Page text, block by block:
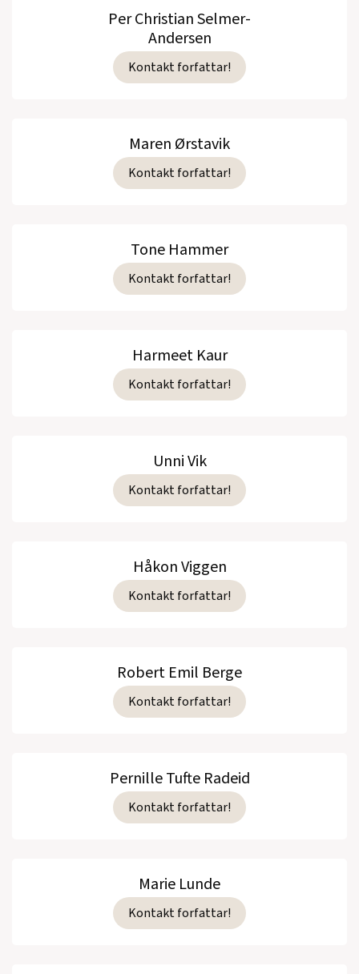
Per Christian Selmer-
Andersen
Kontakt forfattar!
Maren Ørstavik
Kontakt forfattar!
Tone Hammer
Kontakt forfattar!
Harmeet Kaur
Kontakt forfattar!
Unni Vik
Kontakt forfattar!
Håkon Viggen
Kontakt forfattar!
Robert Emil Berge
Kontakt forfattar!
Pernille Tufte Radeid
Kontakt forfattar!
Marie Lunde
Kontakt forfattar!